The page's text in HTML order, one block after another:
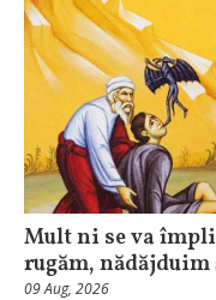
Mult ni se va
rugăm,
09 Aug, 2026